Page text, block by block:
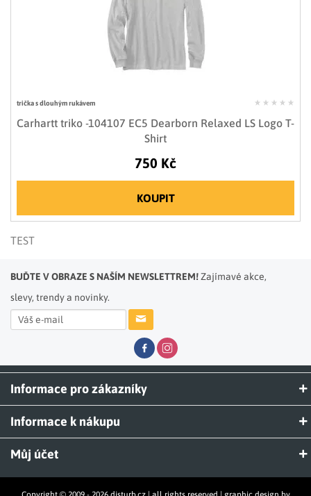
trička s dlouhým rukávem
Carhartt triko -104107 EC5 Dearborn Relaxed LS Logo T-
Shirt
750 Kč
KOUPIT
TEST
BUĎTE V OBRAZE S NAŠÍM NEWSLETTREM!Zajímavé akce,
slevy, trendy a novinky.
Informace pro zákazníky
Informace k nákupu
Můj účet